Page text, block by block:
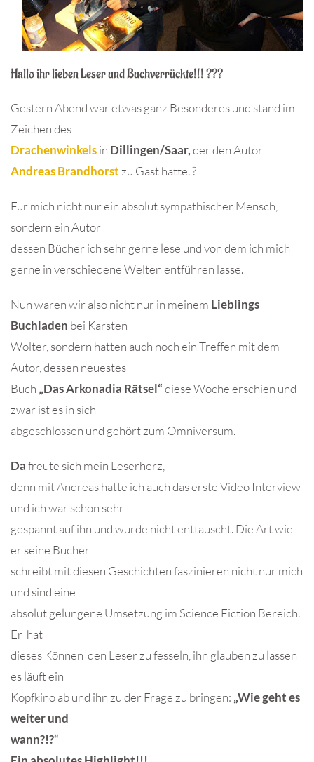
Hallo ihr lieben Leser und Buchverrückte!!! ???
Gestern Abend war etwas ganz Besonderes und stand im
Zeichen des
Drachenwinkelsin Dillingen/Saar,der den Autor
Andreas Brandhorstzu Gast hatte. ?
Für mich nicht nur ein absolut sympathischer Mensch,
sondern ein Autor
dessen Bücher ich sehr gerne lese und von dem ich mich
gerne in verschiedene Welten entführen lasse.
Nun waren wir also nicht nur in meinem Lieblings
Buchladen bei Karsten
Wolter, sondern hatten auch noch ein Treffen mit dem
Autor, dessen neuestes
Buch „Das Arkonadia Rätsel“diese Woche erschien und
zwar ist es in sich
abgeschlossen und gehört zum Omniversum.
Dafreute sich mein Leserherz,
denn mit Andreas hatte ich auch das erste Video Interview
und ich war schon sehr
gespannt auf ihn und wurde nicht enttäuscht. Die Art wie
er seine Bücher
schreibt mit diesen Geschichten faszinieren nicht nur mich
und sind eine
absolut gelungene Umsetzung im Science Fiction Bereich.
Er hat
dieses Können den Leser zu fesseln, ihn glauben zu lassen
es läuft ein
Kopfkino ab und ihn zu der Frage zu bringen: „Wie geht es
weiter und
wann?!?“